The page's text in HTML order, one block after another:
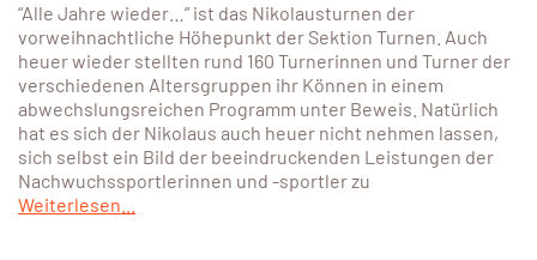
“Alle Jahre wieder…” ist das Nikolausturnen der
vorweihnachtliche Höhepunkt der Sektion Turnen. Auch
heuer wieder stellten rund 160 Turnerinnen und Turner der
verschiedenen Altersgruppen ihr Können in einem
abwechslungsreichen Programm unter Beweis. Natürlich
hat es sich der Nikolaus auch heuer nicht nehmen lassen,
sich selbst ein Bild der beeindruckenden Leistungen der
Nachwuchssportlerinnen und -sportler zu
Weiterlesen...